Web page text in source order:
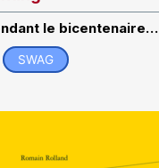
le bicentenaire…
SWAG